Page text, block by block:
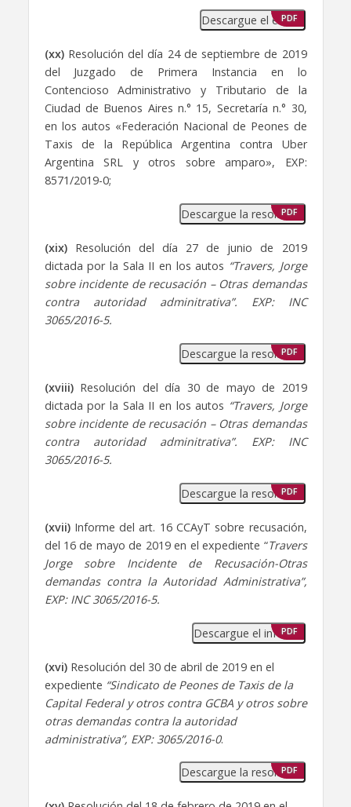
Descargue el edicto
PDF
(xx) Resolución del día 24 de septiembre de 2019
del Juzgado de Primera Instancia en lo
Contencioso Administrativo y Tributario de la
Ciudad de Buenos Aires n.° 15, Secretaría n.° 30,
en los autos «Federación Nacional de Peones de
Taxis de la República Argentina contra Uber
Argentina SRL y otros sobre amparo», EXP:
8571/2019-0;
Descargue la resolución
PDF
(xix) Resolución del día 27 de junio de 2019
dictada por la Sala II en los autos “Travers, Jorge
sobre incidente de recusación – Otras demandas
contra autoridad adminitrativa”. EXP: INC
3065/2016-5.
Descargue la resolución
PDF
(xviii) Resolución del día 30 de mayo de 2019
dictada por la Sala II en los autos “Travers, Jorge
sobre incidente de recusación – Otras demandas
contra autoridad adminitrativa”. EXP: INC
3065/2016-5.
Descargue la resolución
PDF
(xvii) Informe del art. 16 CCAyT sobre recusación,
del 16 de mayo de 2019 en el expediente “Travers
Jorge sobre Incidente de Recusación-Otras
demandas contra la Autoridad Administrativa”,
EXP: INC 3065/2016-5.
Descargue el informe
PDF
(xvi) Resolución del 30 de abril de 2019 en el
expediente “Sindicato de Peones de Taxis de la
Capital Federal y otros contra GCBA y otros sobre
otras demandas contra la autoridad
administrativa”, EXP: 3065/2016-0.
Descargue la resolución
PDF